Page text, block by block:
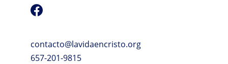
contacto@lavidaencristo.org
657-201-9815